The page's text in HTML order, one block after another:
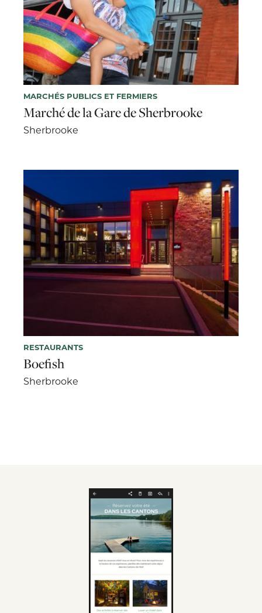
MARCHÉS PUBLICS ET FERMIERS
Marché de la Gare de Sherbrooke
Sherbrooke
RESTAURANTS
Boefish
Sherbrooke